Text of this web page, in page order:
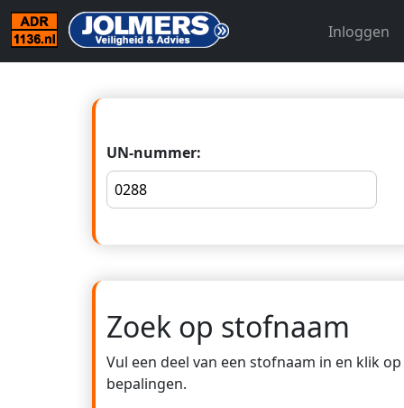
Inloggen
UN-nummer:
Zoek op stofnaam
Vul een deel van een stofnaam in en klik
bepalingen.